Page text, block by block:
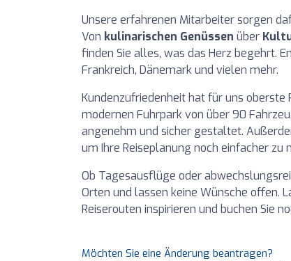
Unsere erfahrenen Mitarbeiter sorgen
Von kulinarischen Genüssen über
finden Sie alles, was das Herz begehrt.
Frankreich, Dänemark und vielen mehr.
Kundenzufriedenheit hat für uns
modernen Fuhrpark von über 90
angenehm und sicher gestaltet.
um Ihre Reiseplanung noch einfacher zu
Ob Tagesausflüge oder
Orten und lassen keine Wünsche offen.
Reiserouten inspirieren und buchen Sie
Möchten Sie eine Änderung beantragen?